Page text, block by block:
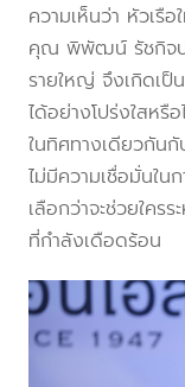
ความเห็นว่า หัวเรื
คุณ พิพัฒน์ รัชกิจปร
รายใหญ่ จึงเกิดเป็
ได้อย่างโปร่งใสหรื
ในทิศทางเดียวกันกั
ไม่มีความเชื่อมั่นใน
เลือกว่าจะช่วยใคร
ที่กำลังเดือดร้อน